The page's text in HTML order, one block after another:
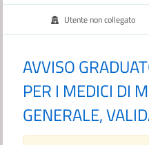
Utente non collegato
AVVISO
PER I MEDICI DI
GENERALE,